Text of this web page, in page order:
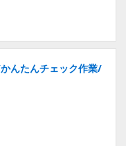
んたんチェック作業/